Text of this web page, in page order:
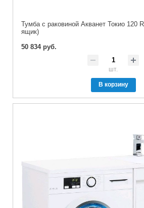
Тумба с раковиной Акванет Токио 120
ящик)
50 834 руб.
шт.
В корзину